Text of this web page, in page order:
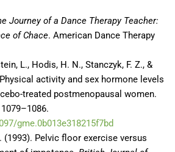
Journey of a Dance Therapy Teacher:
of Chace. American Dance Therapy
L., Hodis, H. N., Stanczyk, F. Z., &
activity and sex hormone levels
treated postmenopausal women.
gme.0b013e318215f7bd
(1993). Pelvic floor exercise versus